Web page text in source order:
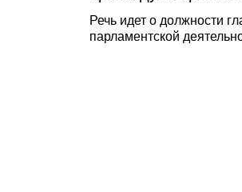
Речь идет о должности
парламентской